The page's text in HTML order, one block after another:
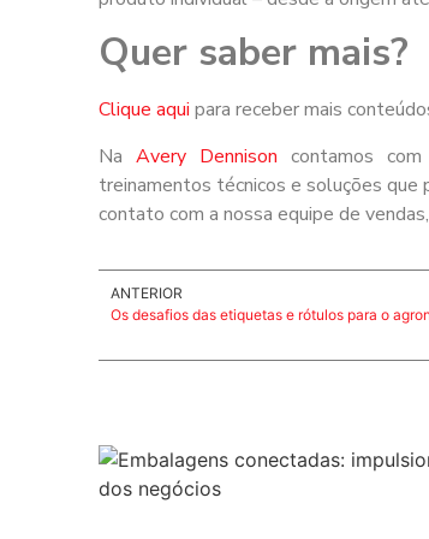
Quer saber mais?
Clique aqui para receber mais
NaAvery Dennison contamos
treinamentos técnicos e soluções que
contato com a nossa equipe de
ANTERIOR
Os desafios das etiquetas e rótulos para o